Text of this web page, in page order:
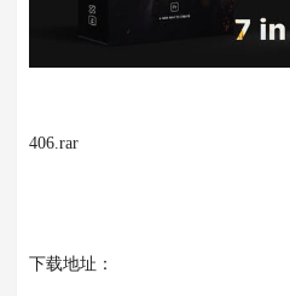
406.rar
下载地址：